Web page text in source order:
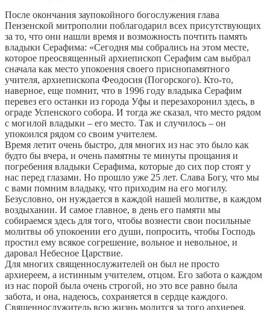
После окончания заупокойного богослужения глава
Пензенской митрополии поблагодарил всех присутствующих
за то, что они нашли время и возможность почтить память
владыки Серафима: «Сегодня мы собрались на этом месте,
которое преосвященный архиепископ Серафим сам выбрал
сначала как место упокоения своего приснопамятного
учителя, архиепископа Феодосия (Погорского). Кто-то,
наверное, еще помнит, что в 1996 году владыка Серафим
перевез его останки из города Уфы и перезахоронил здесь, в
ограде Успенского собора. И тогда же сказал, что место рядом
с могилой владыки – его место. Так и случилось – он
упокоился рядом со своим учителем.
Время летит очень быстро, для многих из нас это было как
будто бы вчера, и очень памятны те минуты прощания и
погребения владыки Серафима, которые до сих пор стоят у
нас перед глазами. Но прошло уже 25 лет. Слава Богу, что мы
с вами помним владыку, что приходим на его могилу.
Безусловно, он нуждается в каждой нашей молитве, в каждом
воздыхании. И самое главное, в день его памяти мы
собираемся здесь для того, чтобы вознести свои посильные
молитвы об упокоении его души, попросить, чтобы Господь
простил ему всякое согрешение, вольное и невольное, и
даровал Небесное Царствие.
Для многих священнослужителей он был не просто
архиереем, а истинным учителем, отцом. Его забота о каждом
из нас порой была очень строгой, но это все равно была
забота, и она, надеюсь, сохраняется в сердце каждого.
Священнослужитель всю жизнь молится за того архиерея,